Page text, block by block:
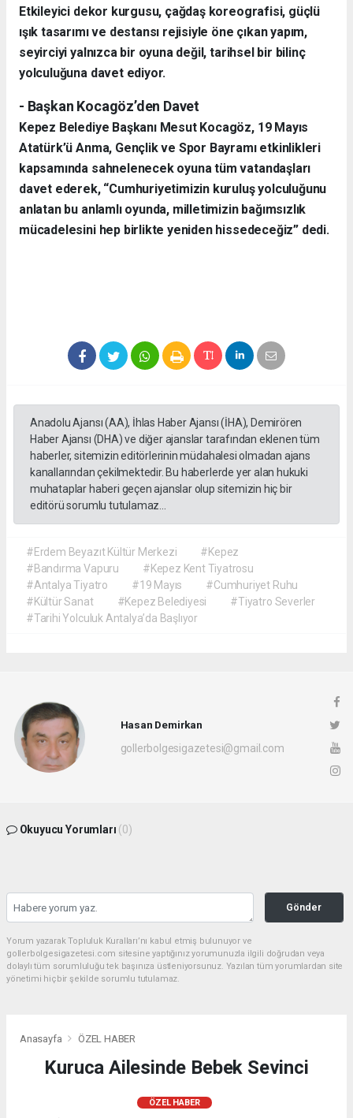
Etkileyici dekor kurgusu, çağdaş koreografisi, güçlü
ışık tasarımı ve destansı rejisiyle öne çıkan yapım,
seyirciyi yalnızca bir oyuna değil, tarihsel bir bilinç
yolculuğuna davet ediyor.
- Başkan Kocagöz’den Davet
Kepez Belediye Başkanı Mesut Kocagöz, 19 Mayıs
Atatürk’ü Anma, Gençlik ve Spor Bayramı etkinlikleri
kapsamında sahnelenecek oyuna tüm vatandaşları
davet ederek, “Cumhuriyetimizin kuruluş yolculuğunu
anlatan bu anlamlı oyunda, milletimizin bağımsızlık
mücadelesini hep birlikte yeniden hissedeceğiz” dedi.
Anadolu Ajansı (AA), İhlas Haber Ajansı (İHA), Demirören
Haber Ajansı (DHA) ve diğer ajanslar tarafından eklenen tüm
haberler, sitemizin editörlerinin müdahalesi olmadan ajans
kanallarından çekilmektedir. Bu haberlerde yer alan hukuki
muhataplar haberi geçen ajanslar olup sitemizin hiç bir
editörü sorumlu tutulamaz...
#Erdem Beyazıt Kültür Merkezi
#Kepez
#Bandırma Vapuru
#Kepez Kent Tiyatrosu
#Antalya Tiyatro
#19 Mayıs
#Cumhuriyet Ruhu
#Kültür Sanat
#Kepez Belediyesi
#Tiyatro Severler
#Tarihi Yolculuk Antalya’da Başlıyor
Hasan Demirkan
gollerbolgesigazetesi@gmail.com
Okuyucu Yorumları (0)
Gönder
Yorum yazarak Topluluk Kuralları’nı kabul etmiş bulunuyor ve
gollerbolgesigazetesi.com sitesine yaptığınız yorumunuzla ilgili doğrudan veya
dolaylı tüm sorumluluğu tek başınıza üstleniyorsunuz. Yazılan tüm yorumlardan site
yönetimi hiçbir şekilde sorumlu tutulamaz.
Anasayfa ÖZEL HABER
Kuruca Ailesinde Bebek Sevinci
ÖZEL HABER